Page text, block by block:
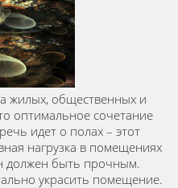
жилых, общественных и
оптимальное сочетание
идет о полах – этот
нагрузка в помещениях
должен быть прочным.
украсить помещение.